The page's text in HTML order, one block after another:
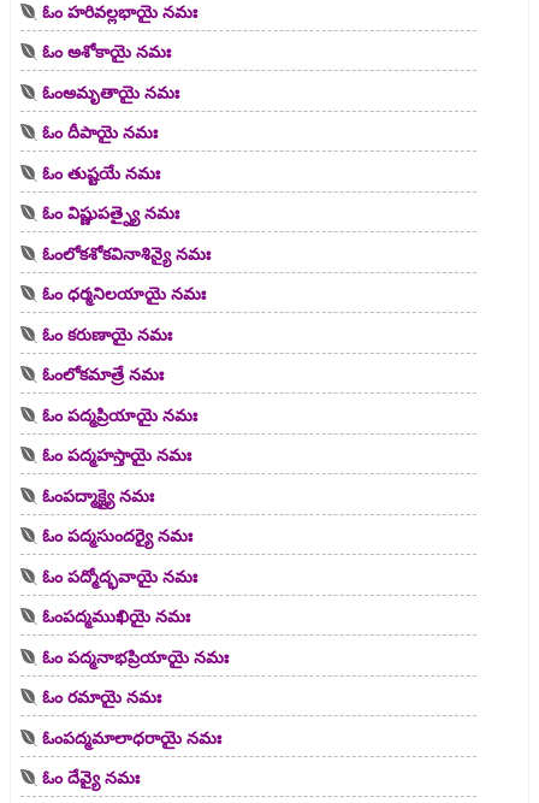
ఓం హరివల్లభాయై నమః
ఓం అశోకాయై నమః
ఓంఅమృతాయై నమః
ఓం దీపాయై నమః
ఓం తుష్టయే నమః
ఓం విష్ణుపత్న్యై నమః
ఓంలోకశోకవినాశిన్యై నమః
ఓం ధర్మనిలయాయై నమః
ఓం కరుణాయై నమః
ఓంలోకమాత్రే నమః
ఓం పద్మప్రియాయై నమః
ఓం పద్మహస్తాయై నమః
ఓంపద్మాక్ష్యై నమః
ఓం పద్మసుందర్యై నమః
ఓం పద్మోద్భవాయై నమః
ఓంపద్మముఖియై నమః
ఓం పద్మనాభప్రియాయై నమః
ఓం రమాయై నమః
ఓంపద్మమాలాధరాయై నమః
ఓం దేవ్యై నమః